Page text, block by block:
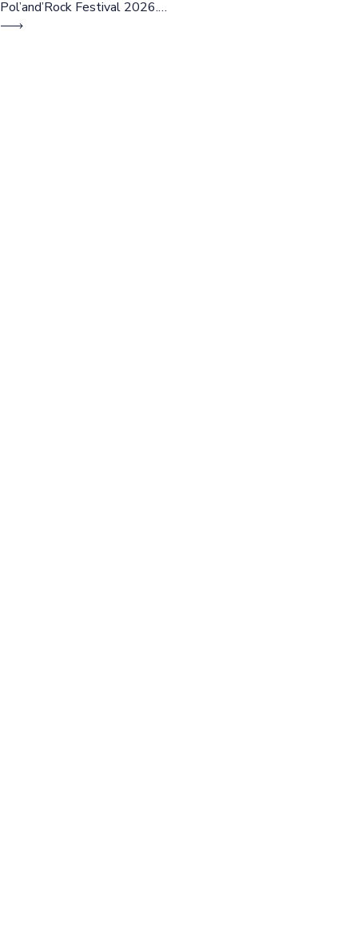
Pol’and’Rock Festival 2026.
Cztery dni rozmów, edukacji i